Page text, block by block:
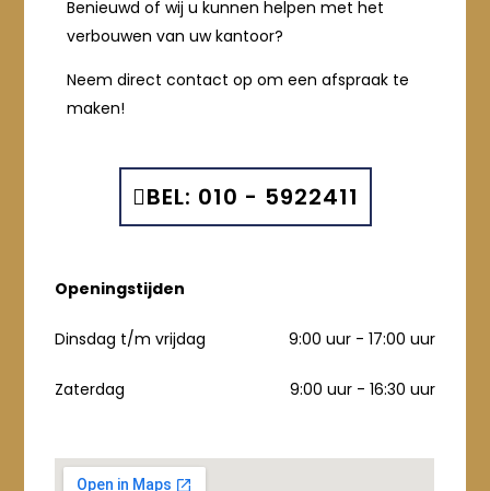
Benieuwd of wij u kunnen helpen met het
verbouwen van uw kantoor?
Neem direct contact op om een afspraak te
maken!
BEL: 010 - 5922411
Openingstijden
Dinsdag t/m vrijdag 9:00 uur - 17:00 uur
Zaterdag 9:00 uur - 16:30 uur